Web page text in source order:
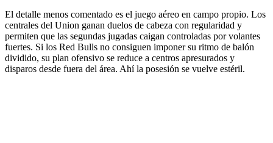
El detalle menos comentado es el juego aéreo en campo propio. Los
centrales del Union ganan duelos de cabeza con regularidad y
permiten que las segundas jugadas caigan controladas por volantes
fuertes. Si los Red Bulls no consiguen imponer su ritmo de balón
dividido, su plan ofensivo se reduce a centros apresurados y
disparos desde fuera del área. Ahí la posesión se vuelve estéril.